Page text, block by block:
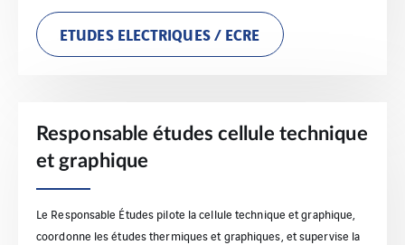
ETUDES ELECTRIQUES / ECRE
Responsable études cellule technique
et graphique
Le Responsable Études pilote la cellule technique et graphique,
coordonne les études thermiques et graphiques, et supervise la